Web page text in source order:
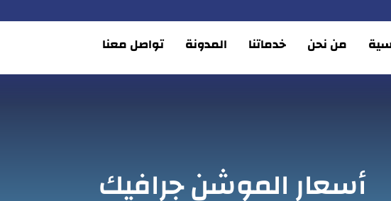
من نحن خدماتنا المدونة تواصل معنا
أسعار الموشن جرافيك